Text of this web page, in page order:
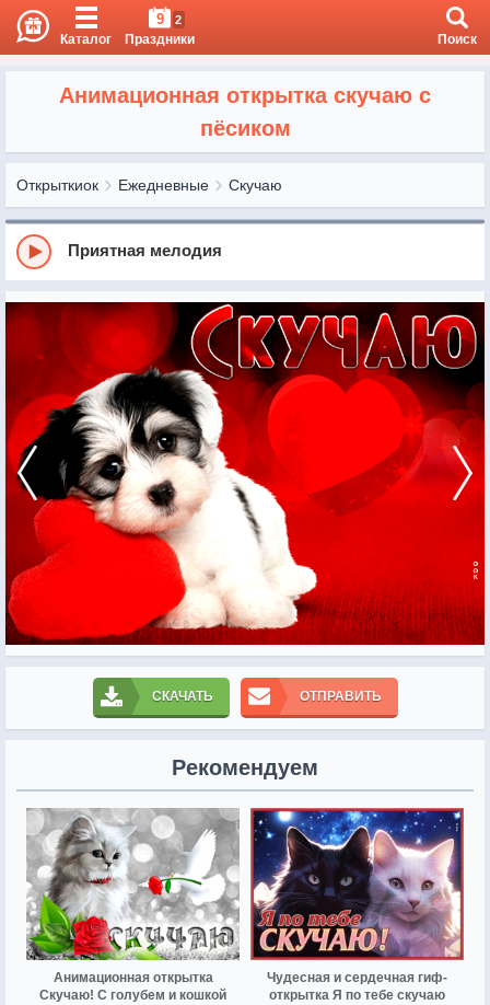
Каталог
9 2
Праздники Поиск
Анимационная открытка скучаю с
пёсиком
Открыткиок Ежедневные Скучаю
Приятная мелодия
СКАЧАТЬ ОТПРАВИТЬ
Рекомендуем
Анимационная открытка
Скучаю! С голубем и кошкой
Чудесная и сердечная гиф-
открытка Я по тебе скучаю